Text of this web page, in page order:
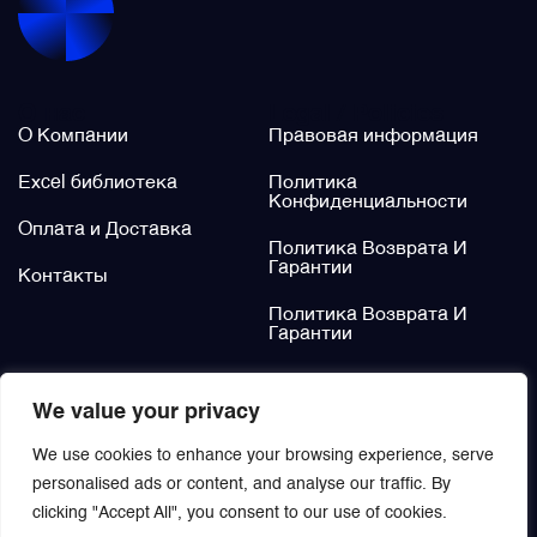
We value your privacy
We use cookies to enhance your browsing experience, serve
personalised ads or content, and analyse our traffic. By
clicking "Accept All", you consent to our use of cookies.
О Компании
Excel библиотека
Оплата и Доставка
Контакты
Правовая информация
Политика
Конфиденциальности
Политика Возврата И
Гарантии
Политика Возврата И
Гарантии
Щётки (угольные щётки)